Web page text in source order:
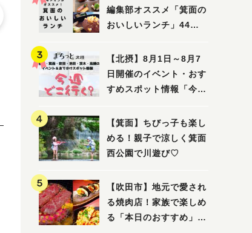
編集部オススメ「箕面の
おいしいランチ」44
から穴場まで！〜
【北摂】8月1日～8月7
日開催のイベント・おす
すめスポット情報「今週
面・吹田・池田・茨木・
高槻）
【箕面】ちびっ子も楽し
める！親子で涼しく箕面
西公園で川遊び♡
【吹田市】地元で愛され
る焼肉店！家族で楽しめ
る「本日のおすすめ」で